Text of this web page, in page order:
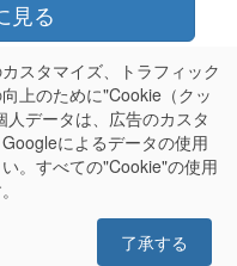
見る
ップ
す
スタマイズ、トラフィック
上のために"Cookie（クッ
データは、広告のカスタ
によるデータの使用
。すべての"Cookie"の使用
了承する